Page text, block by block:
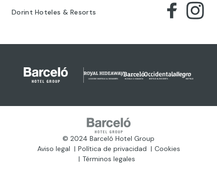
Dorint Hoteles & Resorts
© 2024 Barceló Hotel Group
Aviso legal
Política de privacidad
Cookies
Términos legales